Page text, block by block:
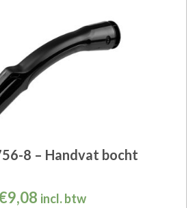
8 – Handvat bocht
9,08 incl. btw